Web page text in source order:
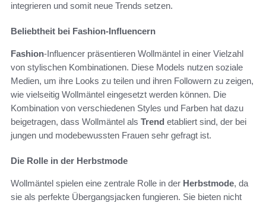
integrieren und somit neue Trends setzen.
Beliebtheit bei Fashion-Influencern
Fashion-Influencer präsentieren Wollmäntel in einer Vielzahl
von stylischen Kombinationen. Diese Models nutzen soziale
Medien, um ihre Looks zu teilen und ihren Followern zu zeigen,
wie vielseitig Wollmäntel eingesetzt werden können. Die
Kombination von verschiedenen Styles und Farben hat dazu
beigetragen, dass Wollmäntel als Trend etabliert sind, der bei
jungen und modebewussten Frauen sehr gefragt ist.
Die Rolle in der Herbstmode
Wollmäntel spielen eine zentrale Rolle in der Herbstmode, da
sie als perfekte Übergangsjacken fungieren. Sie bieten nicht